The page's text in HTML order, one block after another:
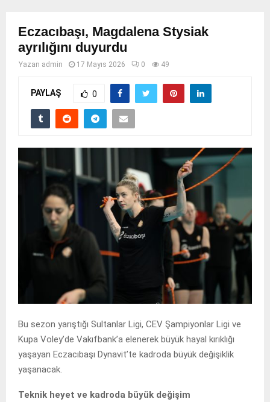
Eczacıbaşı, Magdalena Stysiak
ayrılığını duyurdu
Yazan admin 17 Mayıs 2026 0 49
PAYLAŞ 0
Bu sezon yarıştığı Sultanlar Ligi, CEV Şampiyonlar Ligi ve
Kupa Voley’de Vakıfbank’a elenerek büyük hayal kırıklığı
yaşayan Eczacıbaşı Dynavit’te kadroda büyük değişiklik
yaşanacak.
Teknik heyet ve kadroda büyük değişim